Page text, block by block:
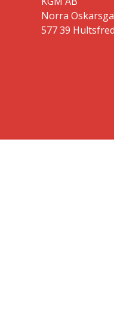
Norra
577 39